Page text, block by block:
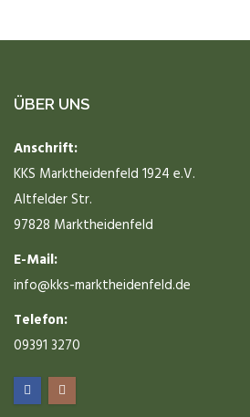
ÜBER UNS
Anschrift:
KKS Marktheidenfeld 1924 e.V.
Altfelder Str.
97828 Marktheidenfeld
E-Mail:
info@kks-marktheidenfeld.de
Telefon:
09391 3270